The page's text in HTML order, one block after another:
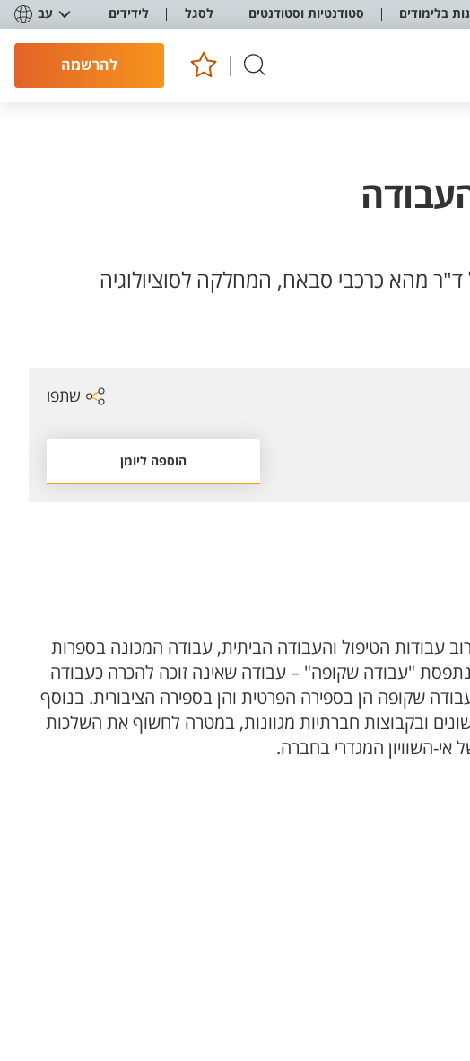
בלימודים סטודנטיות וסטודנטים לסגל לידידים עב
להרשמה
מהא כרכבי סבאח, המחלקה לסוציולוגיה
שתפו
הוספה ליומן
עבודות הטיפול והעבודה הביתית, עבודה המכונה בספרות
"עבודה שקופה" – עבודה שאינה זוכה להכרה כעבודה
שקופה הן בספירה הפרטית והן בספירה הציבורית. בנוסף
ובקבוצות חברתיות מגוונות, במטרה לחשוף את השלכות
השוויון המגדרי בחברה.